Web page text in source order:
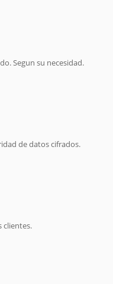
Segun su necesidad.
de datos cifrados.
clientes.